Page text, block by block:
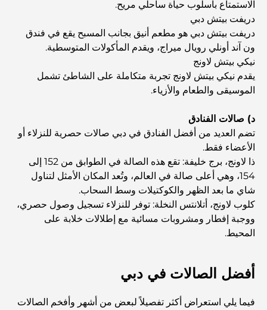
اكتشف ممشى نخلة جميرا: جولة بين الفخامة والإطلالات الخلابة
أفضل المناطق للسكن في دبي مع العائلة: اكتشف أفضل
الخيارات
فنادق الخمس نجوم في دبي: فخامة لا مثيل لها لكل مسافر
أشياء يمكنك القيام بها في وسط مدينة دبي: دليلك الشامل
أفضل أماكن الإفطار في دبي: أفضل 7 أماكن لا تُضاهى لتجربة
إفطار رمضاني لا يُنسى
المقاهي في منطقة الخليج التجاري: مزيج مثالي من القهوة
مطاعم دبي الحائزة على نجمة ميشلان: جولة مغامرة لعشاق
الاستمتاع بأسلوب حياة ساحلي مريح.
دريفت بيتش دبي
دريفت بيتش دبي هو مطعم أنيق بجانب المسبح يقع في فندق
ون آند أونلي رويال ميراج، ويقدم المأكولات المتوسطية.
نيكي بيتش لاونج
يقدم نيكي بيتش لاونج تجربة متكاملة على الشاطئ تشمل
الموسيقى والطعام والأزياء.
د) صالات الفنادق
تضم العديد من أفضل الفنادق في دبي صالات حصرية للنزلاء أو
الأعضاء فقط.
ذا لاونج، برج خليفة: تقع هذه الصالة في الطوابق من 152 إلى
154، وهي أعلى صالة في العالم، وتُعد المكان الأمثل لتناول
شاي ما بعد الظهر والكوكتيلات وسط السحاب.
كلوب لاونج، أتلانتس النخلة: توفر للنزلاء تسجيل وصول حصري،
ووجبة إفطار ومشروبات مسائية مع إطلالات خلابة على
المحيط.
أفضل الصالات في دبي
فيما يلي استعراض أكثر تفصيلاً لبعض من أشهر وأفخم الصالات